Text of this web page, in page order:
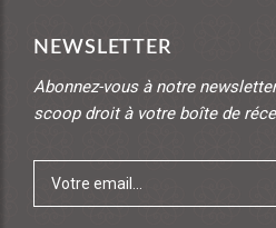
NEWSLETTER
Abonnez-vous à notre
scoop droit à votre boîte de